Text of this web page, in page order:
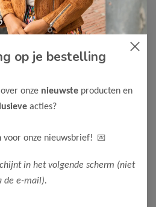
& Hoofdband
op je bestelling
onze nieuwste producten en
acties?
voor onze nieuwsbrief! 💌
in het volgende scherm (niet
de e-mail).